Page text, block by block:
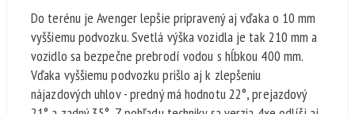
Do terénu je Avenger lepšie pripravený aj vďaka o 10 mm
vyššiemu podvozku. Svetlá výška vozidla je tak 210 mm a
vozidlo sa bezpečne prebrodí vodou s hĺbkou 400 mm.
Vďaka vyššiemu podvozku prišlo aj k zlepšeniu
nájazdových uhlov - predný má hodnotu 22°, prejazdový